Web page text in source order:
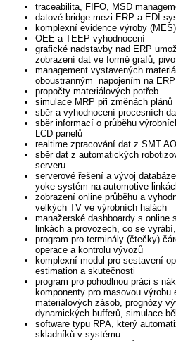
traceabilita, FIFO, MSD
datové bridge mezi ERP a EDI
komplexní evidence výroby (MES)
OEE a TEEP vyhodnocení
grafické nadstavby nad ERP
zobrazení dat ve formě grafů,
management vystavených
oboustranným napojením na ERP
propočty materiálových potřeb
simulace MRP při změnách plánů
sběr a vyhodnocení procesních
sběr informací o průběhu
LCD panelů
realtime zpracování dat z SMT
sběr dat z automatických
serveru
serverové řešení a vývoj
yoke systém na automotive
zobrazení online průběhu a
velkých TV ve výrobních halách
manažerské dashboardy s online
linkách a provozech, co se
program pro terminály (čtečky)
operace a kontrolu vývozů
komplexní modul pro sestavení
estimation a skutečnosti
program pro pohodlnou práci s
komponenty pro masovou
materiálových zásob, prognózy
dynamických bufferů, simulace
software typu RPA, který
skladníků v systému